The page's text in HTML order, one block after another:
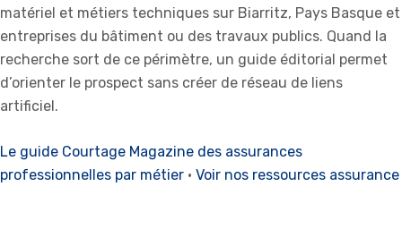
matériel et métiers techniques sur Biarritz, Pays Basque et
entreprises du bâtiment ou des travaux publics. Quand la
recherche sort de ce périmètre, un guide éditorial permet
d’orienter le prospect sans créer de réseau de liens
artificiel.
Le guide Courtage Magazine des assurances
professionnelles par métier · Voir nos ressources assurance